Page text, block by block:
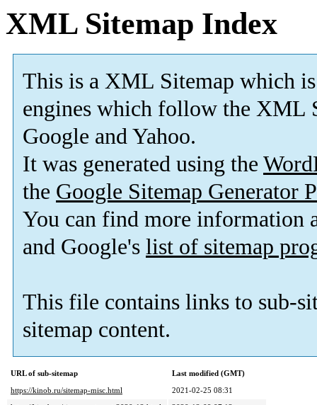
XML Sitemap Index
This is a XML Sitemap which is
engines which follow the XML
Google and Yahoo.
It was generated using the
the Google Sitemap Generator
You can find more information
and Google's list of sitemap
This file contains links to sub-
sitemap content.
URL of sub-sitemap
Last modified (GMT)
https://kinob.ru/sitemap-misc.html
2021-02-25 08:31